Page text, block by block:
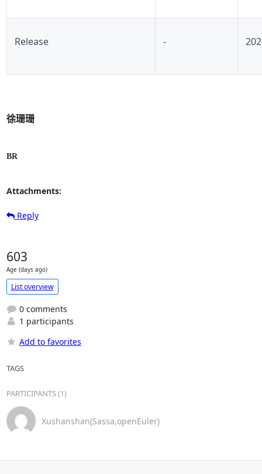
Release -
徐珊珊
BR
Attachments:
Reply
603
Age (days ago)
List overview
0 comments
1 participants
Add to favorites
TAGS
PARTICIPANTS (1)
Xushanshan(Sassa,openEuler)